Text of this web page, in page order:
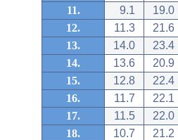
11.
9.1
19.0
12.
11.3
21.6
13.
14.0
23.4
14.
13.6
20.9
15.
12.8
22.4
16.
11.7
22.1
17.
11.5
22.0
18.
10.7
21.2